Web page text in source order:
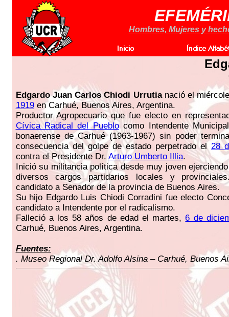
Hombres, Mujeres y
Edgardo Juan Carlos Chiodi Urrutianació el
1919en Carhué, Buenos Aires, Argentina.
Productor Agropecuario que fue electo en
Cívica Radical del Pueblocomo Intendente
bonaerense de Carhué (1963-1967) sin poder
consecuencia del golpe de estado perpetrado el28
contra el Presidente Dr. Arturo Umberto Illia.
Inició su militancia política desde muy joven
diversos cargos partidarios locales y
candidato a Senador de la provincia de Buenos Aires.
Su hijo Edgardo Luis Chiodi Corradini fue electo
candidato a Intendente por el radicalismo.
Falleció a los 58 años de edad el martes,6 de
Carhué, Buenos Aires, Argentina.
Fuentes:
. Museo Regional Dr. Adolfo Alsina – Carhué, Buenos